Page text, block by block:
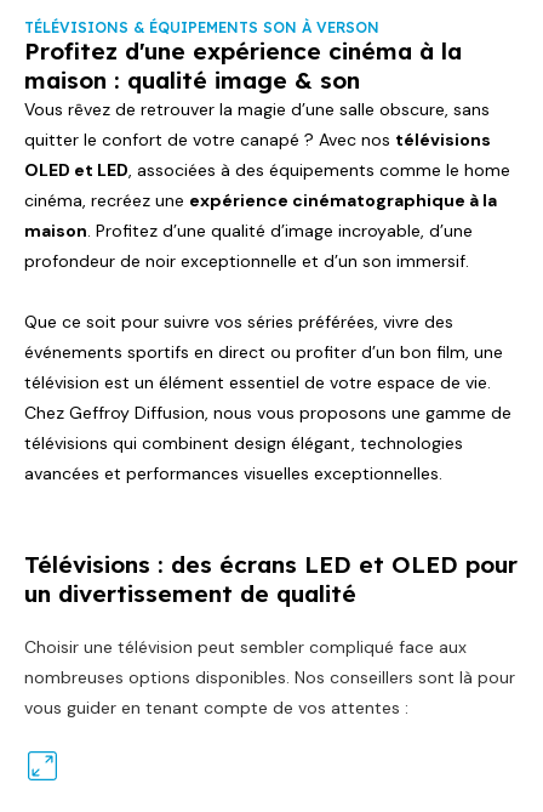
TÉLÉVISIONS & ÉQUIPEMENTS SON À VERSON
Profitez d'une expérience cinéma à la
maison : qualité image & son
Vous rêvez de retrouver la magie d’une salle obscure, sans
quitter le confort de votre canapé ? Avec nos télévisions
OLED et LED, associées à des équipements comme le home
cinéma, recréez une expérience cinématographique à la
maison. Profitez d’une qualité d’image incroyable, d’une
profondeur de noir exceptionnelle et d’un son immersif.
Que ce soit pour suivre vos séries préférées, vivre des
événements sportifs en direct ou profiter d’un bon film, une
télévision est un élément essentiel de votre espace de vie.
Chez Geffroy Diffusion, nous vous proposons une gamme de
télévisions qui combinent design élégant, technologies
avancées et performances visuelles exceptionnelles.
Télévisions : des écrans LED et OLED pour
un divertissement de qualité
Choisir une télévision peut sembler compliqué face aux
nombreuses options disponibles. Nos conseillers sont là pour
vous guider en tenant compte de vos attentes :